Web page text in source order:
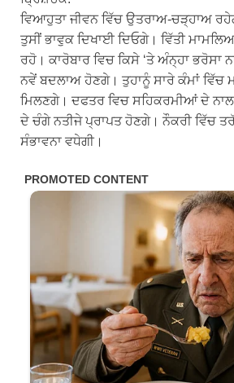
ਵਿਆਹੁਤਾ ਜੀਵਨ ਵਿੱਚ ਉਤਰਾਅ-ਚੜ੍ਹਾਅ
ਤੁਸੀਂ ਭਾਵੁਕ ਦਿਖਾਈ ਦਿਓਗੇ। ਵਿੱਤੀ
ਰਹੋ। ਕਾਰੋਬਾਰ ਵਿਚ ਕਿਸੇ ‘ਤੇ ਅੰਨ੍ਹਾ ਭਰੋਸਾ
ਨਵੇਂ ਬਦਲਾਅ ਹੋਣਗੇ। ਤੁਹਾਨੂੰ ਸਾਰੇ ਕੰਮਾਂ ਵਿੱਚ
ਮਿਲਣਗੇ। ਦਫਤਰ ਵਿਚ ਸਹਿਕਰਮੀਆਂ ਦੇ
ਦੇ ਚੰਗੇ ਨਤੀਜੇ ਪ੍ਰਾਪਤ ਹੋਣਗੇ। ਨੌਕਰੀ ਵਿੱਚ
ਸੰਭਾਵਨਾ ਵਧੇਗੀ।